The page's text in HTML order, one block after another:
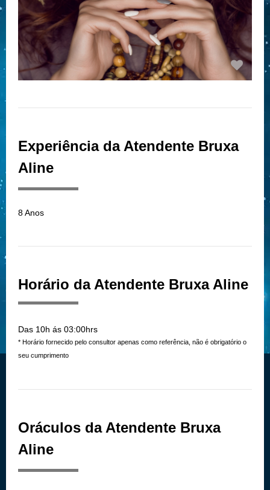
Experiência da Atendente Bruxa
Aline
8 Anos
Horário da Atendente Bruxa Aline
Das 10h ás 03:00hrs
* Horário fornecido pelo consultor apenas como referência, não é obrigatório o
seu cumprimento
Oráculos da Atendente Bruxa
Aline